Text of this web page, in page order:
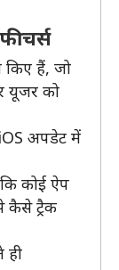
हैं, जो
यूजर को
iOS अपडेट में
कोई ऐप
कैसे ट्रैक
ही